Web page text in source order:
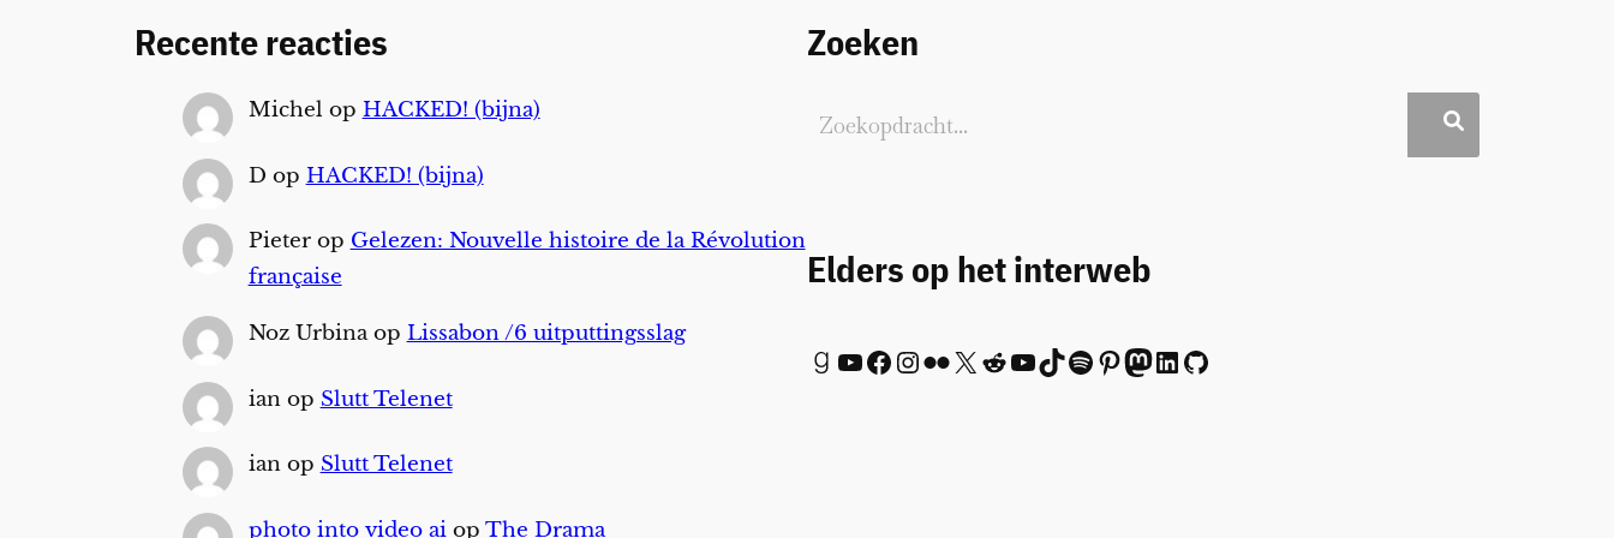
Recente reacties
Michel op HACKED! (bijna)
D op HACKED! (bijna)
Pieterop Gelezen: Nouvelle histoire de la Révolution
française
Noz Urbinaop Lissabon /6 uitputtingsslag
ianop Slutt Telenet
ianop Slutt Telenet
photo into video aiop The Drama
Zoeken
Elders op het interweb
Goodreads YouTube Facebook InstagramFlickr X Reddit YouTube TikTok Spotify Pinterest Mastodon LinkedIn GitHub